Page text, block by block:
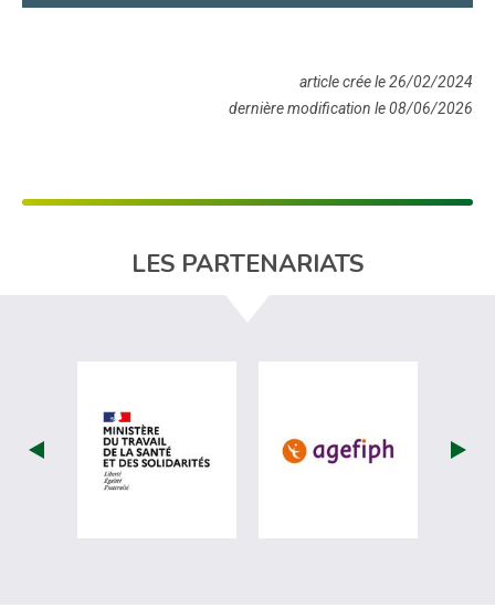
article crée le 26/02/2024
dernière modification le 08/06/2026
LES PARTENARIATS
visiter les site de Ministère du travail
visiter les